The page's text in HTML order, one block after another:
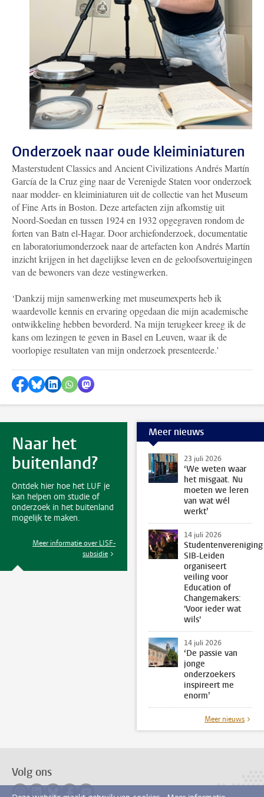
Onderzoek naar oude kleiminiaturen
Masterstudent Classics and Ancient Civilizations Andrés Martín
García de la Cruz ging naar de Verenigde Staten voor onderzoek
naar modder- en kleiminiaturen uit de collectie van het Museum
of Fine Arts in Boston. Deze artefacten zijn afkomstig uit
Noord-Soedan en tussen 1924 en 1932 opgegraven rondom de
forten van Batn el-Hagar. Door archiefonderzoek, documentatie
en laboratoriumonderzoek naar de artefacten kon Andrés Martín
inzicht krijgen in het dagelijkse leven en de geloofsovertuigingen
van de bewoners van deze vestingwerken.
‘Dankzij mijn samenwerking met museumexperts heb ik
waardevolle kennis en ervaring opgedaan die mijn academische
ontwikkeling hebben bevorderd. Na mijn terugkeer kreeg ik de
kans om lezingen te geven in Basel en Leuven, waar ik de
voorlopige resultaten van mijn onderzoek presenteerde.'
Delen op Facebook
Delen via Bluesky
Delen op LinkedIn
Delen via WhatsApp
Delen via Mastodon
Naar het
buitenland?
Ontdek hier hoe het LUF je
kan helpen om studie of
onderzoek in het buitenland
mogelijk te maken.
Meer informatie over LISF-
subsidie
Meer nieuws
23 juli 2026
‘We weten waar
het misgaat. Nu
moeten we leren
van wat wél
werkt’
14 juli 2026
Studentenvereniging
SIB-Leiden
organiseert
veiling voor
Education of
Changemakers:
'Voor ieder wat
wils'
14 juli 2026
‘De passie van
jonge
onderzoekers
inspireert me
enorm’
Meer nieuws
Volg ons
Volg ons op instagram
Volg ons op linkedin
Volg ons op bluesky
Volg ons op facebook
Volg ons op youtube